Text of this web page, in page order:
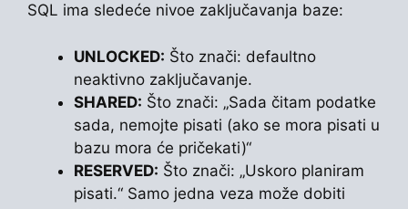
SQL ima sledeće nivoe zaključavanja baze:
UNLOCKED: Što znači: defaultno
neaktivno zaključavanje.
SHARED: Što znači: „Sada čitam podatke
sada, nemojte pisati (ako se mora pisati u
bazu mora će pričekati)“
RESERVED: Što znači: „Uskoro planiram
pisati.“ Samo jedna veza može dobiti